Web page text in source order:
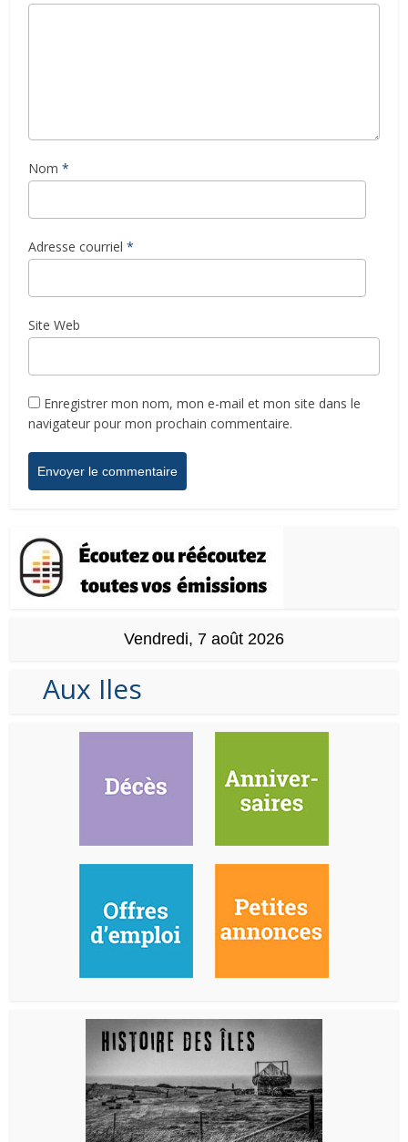
Nom *
Adresse courriel *
Site Web
Enregistrer mon nom, mon e-mail et mon site dans le
navigateur pour mon prochain commentaire.
Vendredi, 7 août 2026
Aux Iles